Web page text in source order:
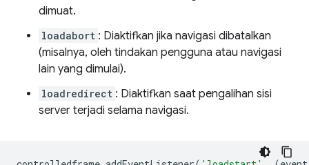
dimuat.
loadabort : Diaktifkan jika navigasi dibatalkan
(misalnya, oleh tindakan pengguna atau navigasi
lain yang dimulai).
loadredirect : Diaktifkan saat pengalihan sisi
server terjadi selama navigasi.